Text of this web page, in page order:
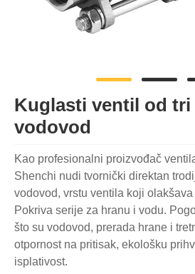
Kuglasti ventil od tri
vodovod
Kao profesionalni proizvođač
Shenchi nudi tvornički direktan
vodovod, vrstu ventila koji
Pokriva serije za hranu i vodu.
što su vodovod, prerada hrane i
otpornost na pritisak, ekološku
isplativost.